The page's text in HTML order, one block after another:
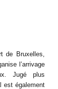
de Bruxelles,
l’arrivage
Jugé plus
est également